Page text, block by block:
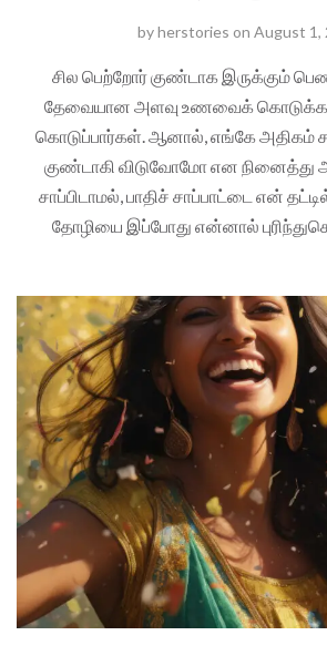
byherstories on August 1,
சில பெற்றோர் குண்டாக இருக்கும்
தேவையான அளவு உணவைக்
கொடுப்பார்கள். ஆனால், எங்கே அதிகம்
குண்டாகி விடுவோமோ என நினைத்து
சாப்பிடாமல், பாதிச் சாப்பாட்டை என்
தோழியை இப்போது என்னால்